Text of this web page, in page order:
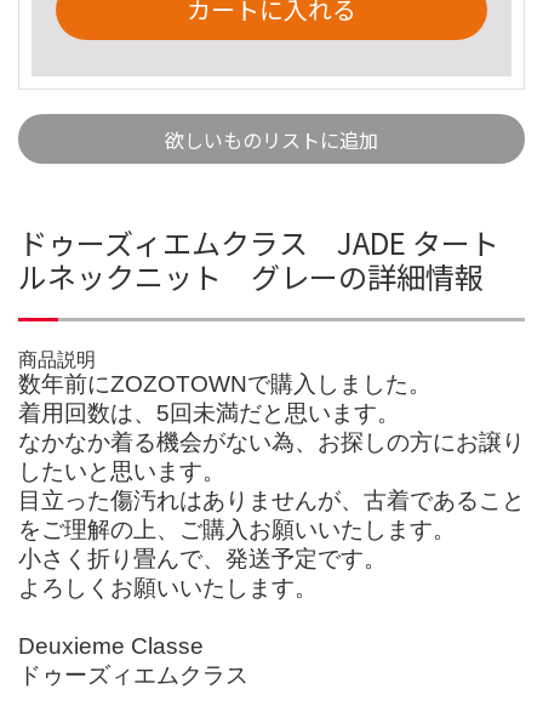
カートに入れる
欲しいものリストに追加
ドゥーズィエムクラス JADE タート
ルネックニット グレーの詳細情報
商品説明
数年前にZOZOTOWNで購入しました。
着用回数は、5回未満だと思います。
なかなか着る機会がない為、お探しの方にお譲り
したいと思います。
目立った傷汚れはありませんが、古着であること
をご理解の上、ご購入お願いいたします。
小さく折り畳んで、発送予定です。
よろしくお願いいたします。
Deuxieme Classe
ドゥーズィエムクラス